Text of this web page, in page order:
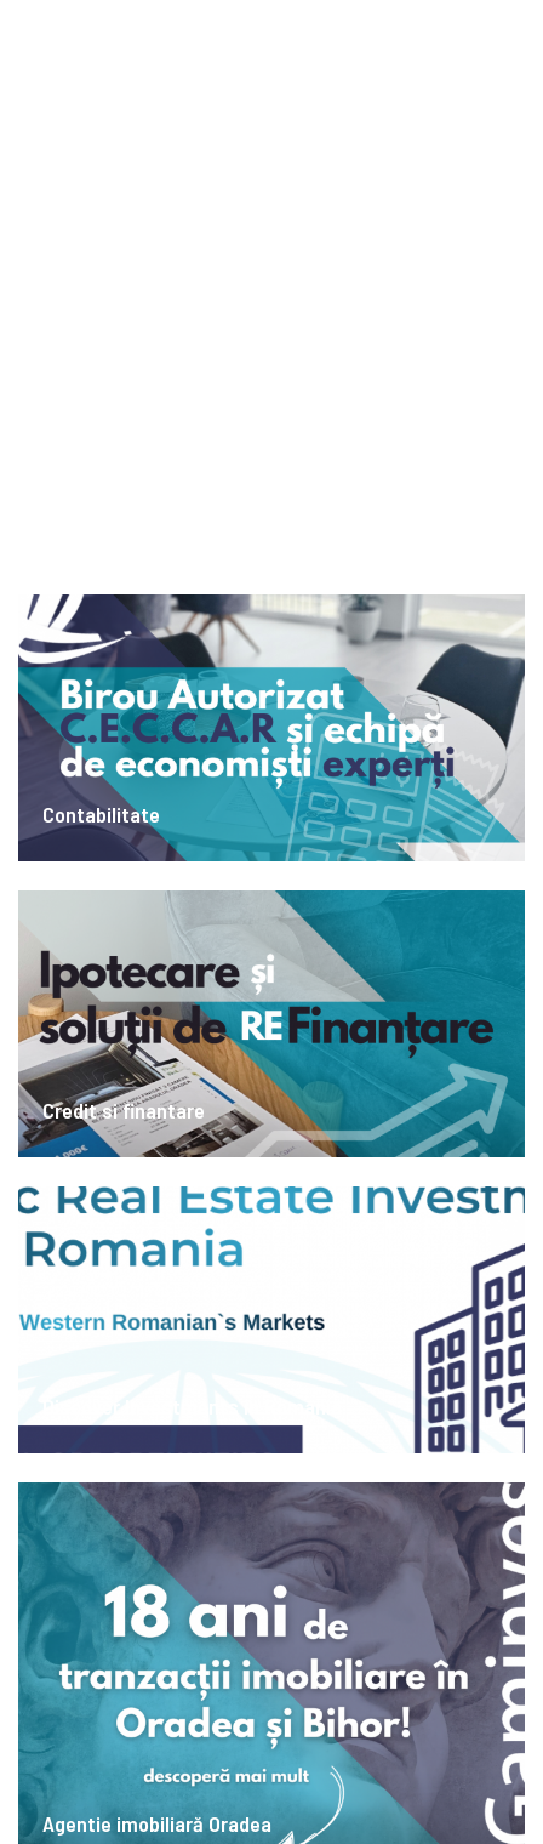
Contabilitate
Credit si finantare
Agentie imobiliară Oradea